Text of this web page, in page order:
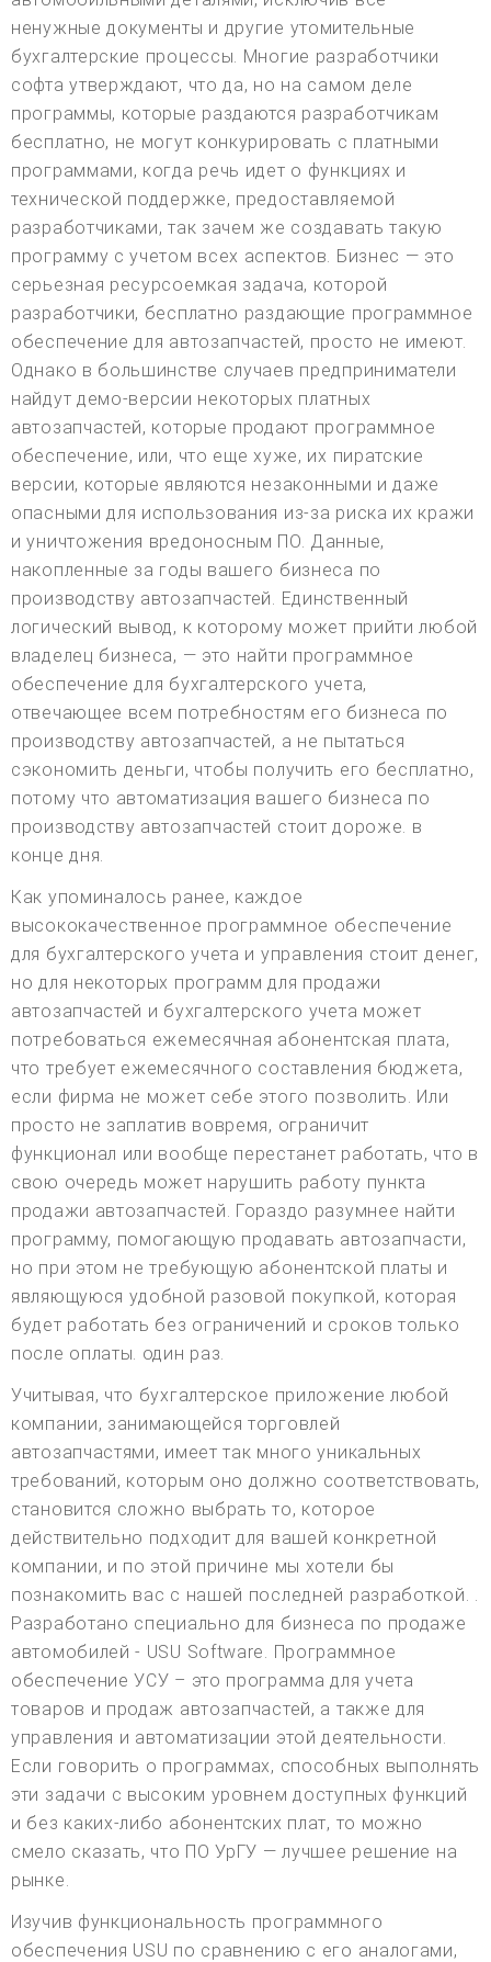
ненужные документы и другие утомительные
бухгалтерские процессы. Многие разработчики
софта утверждают, что да, но на самом деле
программы, которые раздаются разработчикам
бесплатно, не могут конкурировать с платными
программами, когда речь идет о функциях и
технической поддержке, предоставляемой
разработчиками, так зачем же создавать такую
программу с учетом всех аспектов. Бизнес — это
серьезная ресурсоемкая задача, которой
разработчики, бесплатно раздающие программное
обеспечение для автозапчастей, просто не имеют.
Однако в большинстве случаев предприниматели
найдут демо-версии некоторых платных
автозапчастей, которые продают программное
обеспечение, или, что еще хуже, их пиратские
версии, которые являются незаконными и даже
опасными для использования из-за риска их кражи
и уничтожения вредоносным ПО. Данные,
накопленные за годы вашего бизнеса по
производству автозапчастей. Единственный
логический вывод, к которому может прийти любой
владелец бизнеса, — это найти программное
обеспечение для бухгалтерского учета,
отвечающее всем потребностям его бизнеса по
производству автозапчастей, а не пытаться
сэкономить деньги, чтобы получить его бесплатно,
потому что автоматизация вашего бизнеса по
производству автозапчастей стоит дороже. в
конце дня.
Как упоминалось ранее, каждое
высококачественное программное обеспечение
для бухгалтерского учета и управления стоит денег,
но для некоторых программ для продажи
автозапчастей и бухгалтерского учета может
потребоваться ежемесячная абонентская плата,
что требует ежемесячного составления бюджета,
если фирма не может себе этого позволить. Или
просто не заплатив вовремя, ограничит
функционал или вообще перестанет работать, что в
свою очередь может нарушить работу пункта
продажи автозапчастей. Гораздо разумнее найти
программу, помогающую продавать автозапчасти,
но при этом не требующую абонентской платы и
являющуюся удобной разовой покупкой, которая
будет работать без ограничений и сроков только
после оплаты. один раз.
Учитывая, что бухгалтерское приложение любой
компании, занимающейся торговлей
автозапчастями, имеет так много уникальных
требований, которым оно должно соответствовать,
становится сложно выбрать то, которое
действительно подходит для вашей конкретной
компании, и по этой причине мы хотели бы
познакомить вас с нашей последней разработкой. .
Разработано специально для бизнеса по продаже
автомобилей - USU Software. Программное
обеспечение УСУ – это программа для учета
товаров и продаж автозапчастей, а также для
управления и автоматизации этой деятельности.
Если говорить о программах, способных выполнять
эти задачи с высоким уровнем доступных функций
и без каких-либо абонентских плат, то можно
смело сказать, что ПО УрГУ — лучшее решение на
рынке.
Изучив функциональность программного
обеспечения USU по сравнению с его аналогами,